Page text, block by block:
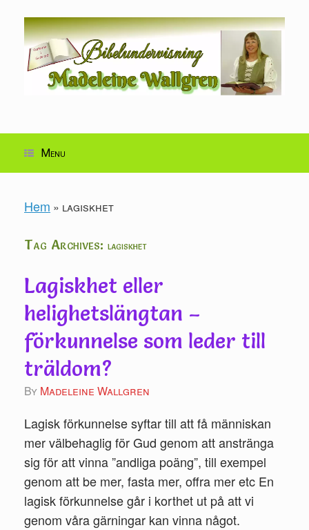
content
Menu
Hem » lagiskhet
Tag Archives: lagiskhet
Lagiskhet eller
helighetslängtan –
förkunnelse som leder till
träldom?
by Madeleine Wallgren
Lagisk förkunnelse syftar till att få människan
mer välbehaglig för Gud genom att anstränga
sig för att vinna ”andliga poäng”, till exempel
genom att be mer, fasta mer, offra mer etc En
lagisk förkunnelse går i korthet ut på att vi
genom våra gärningar kan vinna något.